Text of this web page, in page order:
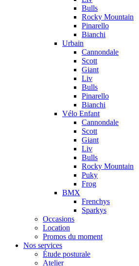
Bulls
Rocky Mountain
Pinarello
Bianchi
Urbain
Cannondale
Scott
Giant
Liv
Bulls
Pinarello
Bianchi
Vélo Enfant
Cannondale
Scott
Giant
Liv
Bulls
Rocky Mountain
Puky
Frog
BMX
Frenchys
Sparkys
Occasions
Location
Promos du moment
Nos services
Étude posturale
Atelier